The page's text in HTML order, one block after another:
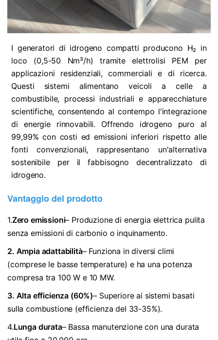
I generatori di idrogeno compatti producono H₂ in
loco (0,5-50 Nm³/h) tramite elettrolisi PEM per
applicazioni residenziali, commerciali e di ricerca.
Questi sistemi alimentano veicoli a celle a
combustibile, processi industriali e apparecchiature
scientifiche, consentendo al contempo l'integrazione
di energie rinnovabili. Offrendo idrogeno puro al
99,99% con costi ed emissioni inferiori rispetto alle
fonti convenzionali, rappresentano un'alternativa
sostenibile per il fabbisogno decentralizzato di
idrogeno.
Vantaggio del prodotto
1.Zero emissioni– Produzione di energia elettrica pulita
senza emissioni di carbonio o inquinamento.
2. Ampia adattabilità– Funziona in diversi climi
(comprese le basse temperature) e ha una potenza
compresa tra 100 W e 10 MW.
3. Alta efficienza (60%)– Superiore ai sistemi basati
sulla combustione (efficienza del 33-35%).
4.Lunga durata– Bassa manutenzione con una durata